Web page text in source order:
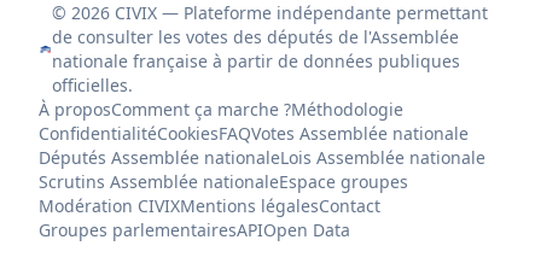
© 2026 CIVIX — Plateforme indépendante permettant
de consulter les votes des députés de l'Assemblée
nationale française à partir de données publiques
officielles.
À proposComment ça marche ?Méthodologie
ConfidentialitéCookiesFAQVotes Assemblée nationale
Députés Assemblée nationaleLois Assemblée nationale
Scrutins Assemblée nationaleEspace groupes
Modération CIVIXMentions légalesContact
Groupes parlementairesAPIOpen Data